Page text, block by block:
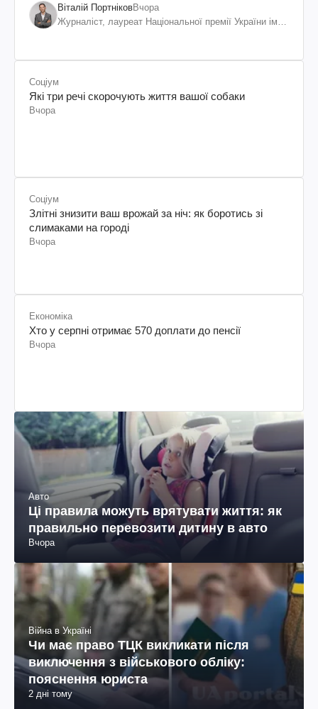
Віталій ПортніковВчора
Журналіст, лауреат Національної премії України ім.
Соціум
Які три речі скорочують життя вашої собаки
Вчора
Соціум
Злітні знизити ваш врожай за ніч: як боротись зі
слимаками на городі
Вчора
Економіка
Хто у серпні отримає 570 доплати до пенсії
Вчора
Авто
Ці правила можуть врятувати життя: як
правильно перевозити дитину в авто
Вчора
Війна в Україні
Чи має право ТЦК викликати після
виключення з військового обліку:
пояснення юриста
2 дні тому